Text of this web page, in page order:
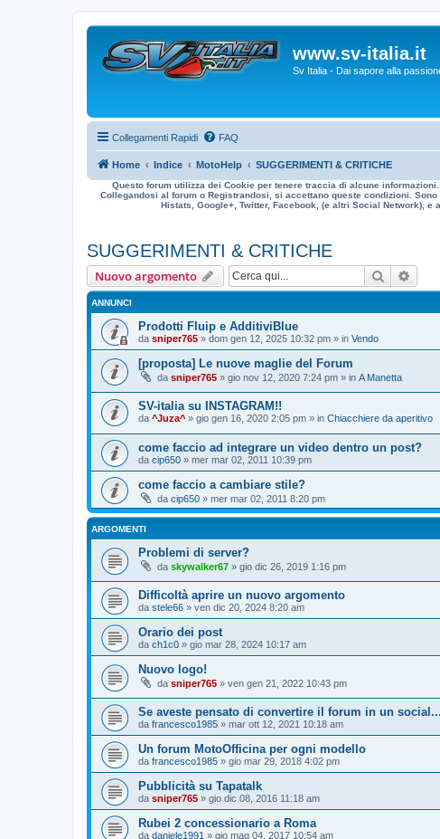
www.sv-italia.it
Sv Italia - Dai sapore alla
Collegamenti Rapidi FAQ
Home Indice MotoHelp SUGGERIMENTI & CRITICHE
Questo forum utilizza dei Cookie per tenere traccia di alcune
Collegandosi al forum o Registrandosi, si accettano queste condizioni.
Histats, Google+, Twitter, Facebook, (e altri Social Network),
SUGGERIMENTI & CRITICHE
Nuovo argomento Cerca
ANNUNCI
Prodotti Fluip e AdditiviBlue
da sniper765 » dom gen 12, 2025 10:32 pm » in Vendo
[proposta] Le nuove maglie del Forum
da sniper765 » gio nov 12, 2020 7:24 pm » in A Manetta
SV-italia su INSTAGRAM!!
da ^Juza^ » gio gen 16, 2020 2:05 pm » in Chiacchiere da aperitivo
come faccio ad integrare un video dentro un post?
da cip650 » mer mar 02, 2011 10:39 pm
come faccio a cambiare stile?
da cip650 » mer mar 02, 2011 8:20 pm
ARGOMENTI
Problemi di server?
da skywalker67 » gio dic 26, 2019 1:16 pm
Difficoltà aprire un nuovo argomento
da stele66 » ven dic 20, 2024 8:20 am
Orario dei post
da ch1c0 » gio mar 28, 2024 10:17 am
Nuovo logo!
da sniper765 » ven gen 21, 2022 10:43 pm
Se aveste pensato di convertire il forum in un social...
da francesco1985 » mar ott 12, 2021 10:18 am
Un forum MotoOfficina per ogni modello
da francesco1985 » gio mar 29, 2018 4:02 pm
Pubblicità su Tapatalk
da sniper765 » gio dic 08, 2016 11:18 am
Rubei 2 concessionario a Roma
da daniele1991 » gio mag 04, 2017 10:54 am